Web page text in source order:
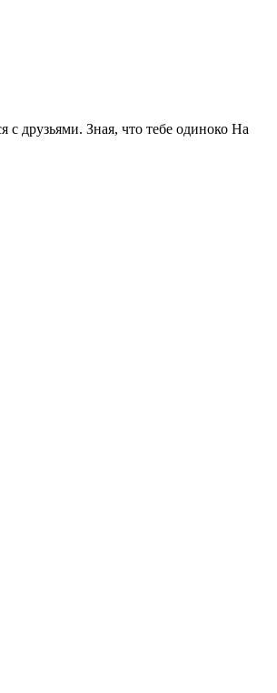
друзьями. Зная, что тебе одиноко На